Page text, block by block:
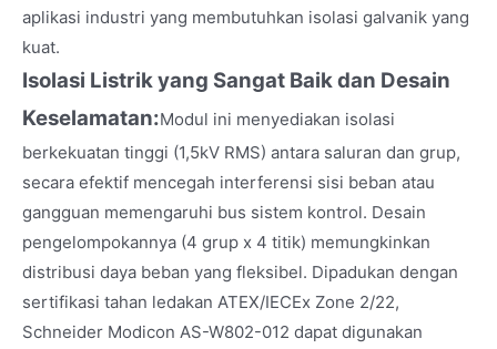
aplikasi industri yang membutuhkan isolasi galvanik yang
kuat.
Isolasi Listrik yang Sangat Baik dan Desain
Keselamatan:Modul ini menyediakan isolasi
berkekuatan tinggi (1,5kV RMS) antara saluran dan grup,
secara efektif mencegah interferensi sisi beban atau
gangguan memengaruhi bus sistem kontrol. Desain
pengelompokannya (4 grup x 4 titik) memungkinkan
distribusi daya beban yang fleksibel. Dipadukan dengan
sertifikasi tahan ledakan ATEX/IECEx Zone 2/22,
Schneider Modicon AS-W802-012 dapat digunakan